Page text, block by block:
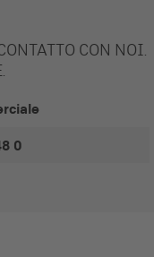
CON NOI.
0